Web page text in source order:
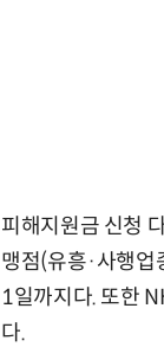
피해지원금 신청
맹점(유흥·사행업
1일까지다. 또한
다.